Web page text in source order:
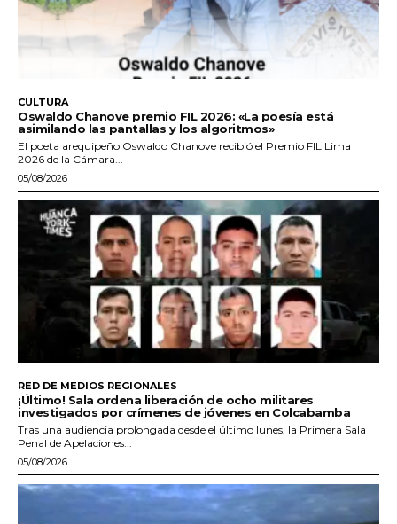
CULTURA
Oswaldo Chanove premio FIL 2026: «La poesía está
asimilando las pantallas y los algoritmos»
El poeta arequipeño Oswaldo Chanove recibió el Premio FIL Lima
2026 de la Cámara...
05/08/2026
RED DE MEDIOS REGIONALES
¡Último! Sala ordena liberación de ocho militares
investigados por crímenes de jóvenes en Colcabamba
Tras una audiencia prolongada desde el último lunes, la Primera Sala
Penal de Apelaciones...
05/08/2026